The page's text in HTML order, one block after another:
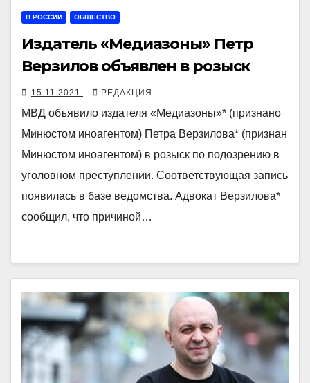
В РОССИИ ОБЩЕСТВО
Издатель «Медиазоны» Петр
Верзилов объявлен в розыск
15.11.2021 РЕДАКЦИЯ
МВД объявило издателя «Медиазоны»* (признано
Минюстом иноагентом) Петра Верзилова* (признан
Минюстом иноагентом) в розыск по подозрению в
уголовном преступлении. Соответствующая запись
появилась в базе ведомства. Адвокат Верзилова*
сообщил, что причиной…